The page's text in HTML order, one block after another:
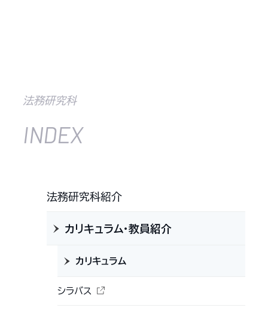
法務研究科
INDEX
法務研究科紹介
カリキュラム・教員紹介
カリキュラム
シラバス